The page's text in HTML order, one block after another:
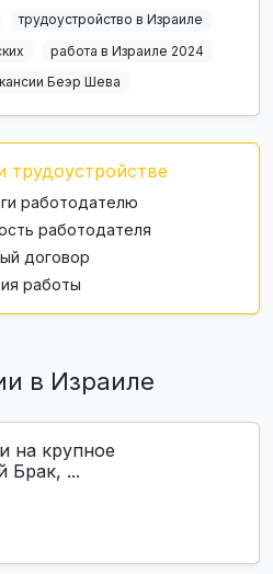
трудоустройство в Израиле
работа в Израиле 2024
Беэр Шева
трудоустройстве
работодателю
работодателя
договор
работы
в Израиле
на крупное
Брак, ...